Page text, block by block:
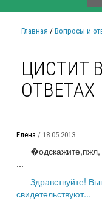
Главная / Вопросы и
ЦИСТИТ
ОТВЕТАХ
Елена / 18.05.2013
�одскажите,пжл,
...
Здравствуйте!
свидетельствуют...